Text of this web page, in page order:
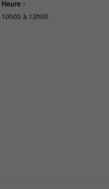
Heure :
10h00 à 12h00